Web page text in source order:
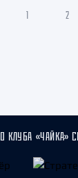
1 2
КЛУБА «ЧАЙКА»